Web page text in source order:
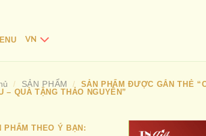
VN
/ SẢN PHẨM /
SẢN PHẨM ĐƯỢC GẮN THẺ
– QUÀ TẶNG THẢO NGUYÊN”
PHẨM THEO Ý BẠN: